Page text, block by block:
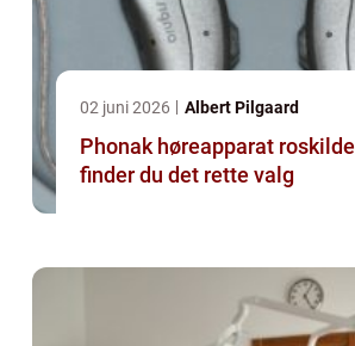
02 juni 2026 Albert Pilgaard
Phonak høreapparat roskilde sådan
finder du det rette valg